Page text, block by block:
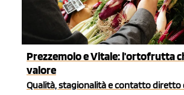
Prezzemolo e Vitale: l'ortofrutta
valore
Qualità, stagionalità e contatto diretto